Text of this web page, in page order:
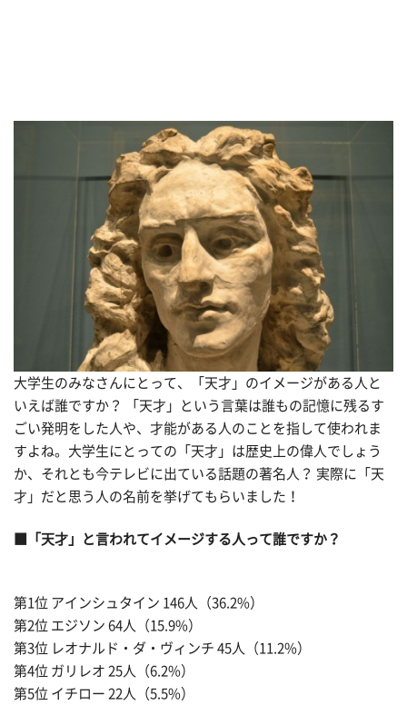
大学生のみなさんにとって、「天才」のイメージがある人と
いえば誰ですか？ 「天才」という言葉は誰もの記憶に残るす
ごい発明をした人や、才能がある人のことを指して使われま
すよね。大学生にとっての「天才」は歴史上の偉人でしょう
か、それとも今テレビに出ている話題の著名人？ 実際に「天
才」だと思う人の名前を挙げてもらいました！
■「天才」と言われてイメージする人って誰ですか？
第1位 アインシュタイン 146人（36.2%）
第2位 エジソン 64人（15.9%）
第3位 レオナルド・ダ・ヴィンチ 45人（11.2%）
第4位 ガリレオ 25人（6.2%）
第5位 イチロー 22人（5.5%）